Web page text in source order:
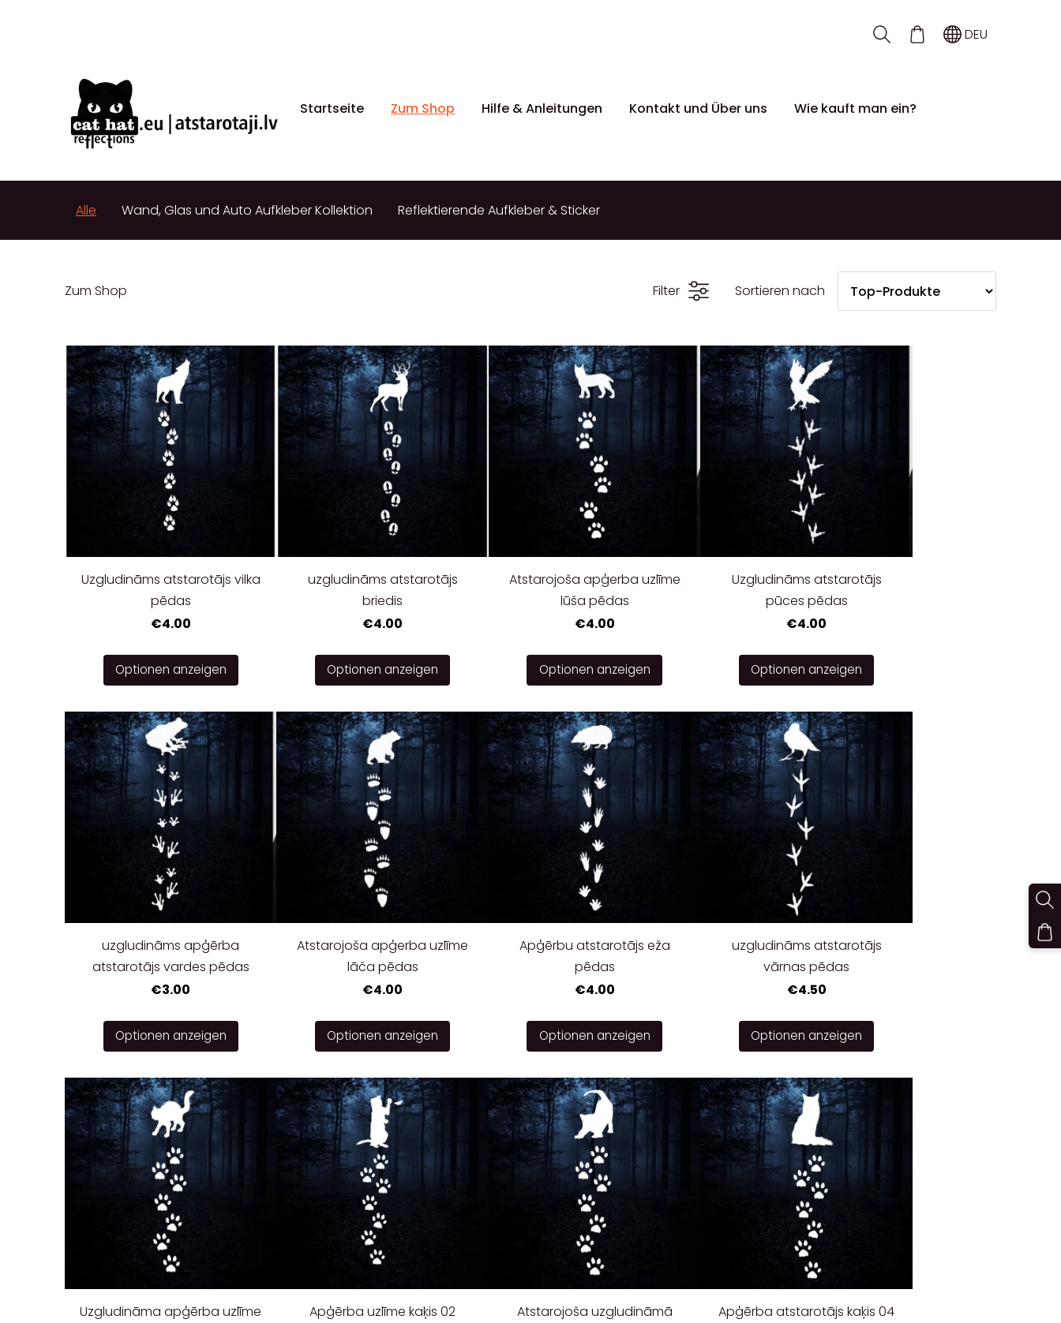
Startseite Zum Shop Hilfe & Anleitungen Kontakt und Über uns Wie kauft man ein?
DEU
Alle Wand, Glas und Auto Aufkleber Kollektion Reflektierende Aufkleber & Sticker
Zum Shop Filter Sortieren nach
Uzgludināms atstarotājs vilka
pēdas
€4.00
Optionen anzeigen
uzgludināms atstarotājs
briedis
€4.00
Optionen anzeigen
Atstarojoša apģerba uzlīme
lūša pēdas
€4.00
Optionen anzeigen
Uzgludināms atstarotājs
pūces pēdas
€4.00
Optionen anzeigen
uzgludināms apģērba
atstarotājs vardes pēdas
€3.00
Optionen anzeigen
Atstarojoša apģerba uzlīme
lāča pēdas
€4.00
Optionen anzeigen
Apģērbu atstarotājs eža
pēdas
€4.00
Optionen anzeigen
uzgludināms atstarotājs
vārnas pēdas
€4.50
Optionen anzeigen
Uzgludināma apģērba uzlīme
Apģērba uzlīme kaķis 02
Atstarojoša uzgludināmā
Apģērba atstarotājs kaķis 04